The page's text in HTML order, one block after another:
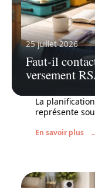
25 juillet 2026
Faut-il
versement
5 juillet 2026
Prochaine
La
représente
En savoir plus